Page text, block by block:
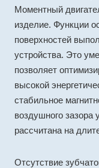
Моментный
изделие. Функции
поверхностей
устройства. Это
позволяет
высокой
стабильное
воздушного
рассчитана на
Отсутствие